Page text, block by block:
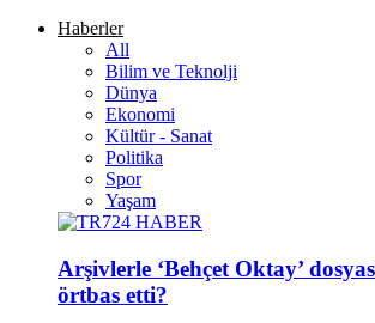
Haberler
All
Bilim ve Teknolji
Dünya
Ekonomi
Kültür - Sanat
Politika
Spor
Yaşam
Arşivlerle ‘Behçet Oktay’
örtbas etti?